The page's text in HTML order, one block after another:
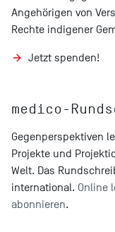
Angehörigen von
Rechte indigener
Jetzt spenden!
medico-
Gegenperspektiven
Projekte und
Welt. Das
international. Online
abonnieren.